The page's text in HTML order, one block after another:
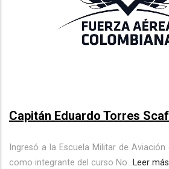
Capitán Eduardo Torres
Ingresó a la Escuela Militar de
como integrante del curso No...Leer más